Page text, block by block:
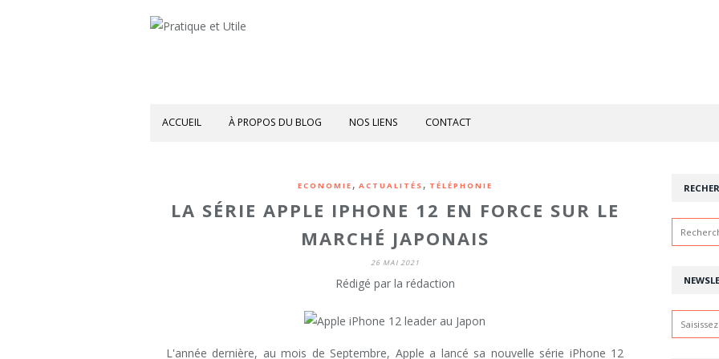
ACCUEIL À PROPOS DU BLOG NOS LIENS CONTACT
ECONOMIE , ACTUALITÉS , TÉLÉPHONIE
LA SÉRIE APPLE IPHONE 12 EN FORCE SUR LE
MARCHÉ JAPONAIS
26 MAI 2021
Rédigé par la rédaction
L'année dernière, au mois de Septembre, Apple a lancé sa nouvelle série iPhone 12